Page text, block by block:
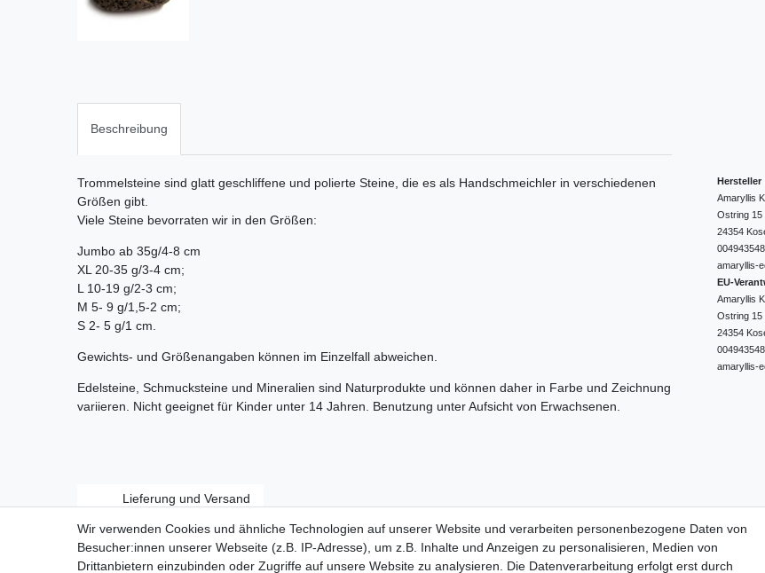
Beschreibung
Trommelsteine sind glatt geschliffene und polierte Steine, die es als Handschmeichler in verschiedenen
Größen gibt.
Viele Steine bevorraten wir in den Größen:
Jumbo ab 35g/4-8 cm
XL 20-35 g/3-4 cm;
L 10-19 g/2-3 cm;
M 5- 9 g/1,5-2 cm;
S 2- 5 g/1 cm.
Gewichts- und Größenangaben können im Einzelfall abweichen.
Edelsteine, Schmucksteine und Mineralien sind Naturprodukte und können daher in Farbe und Zeichnung
variieren. Nicht geeignet für Kinder unter 14 Jahren. Benutzung unter Aufsicht von Erwachsenen.
Hersteller
Amaryllis
Ostring 15
24354
amaryllis-
EU-
Amaryllis
Ostring 15
24354
amaryllis-
Lieferung und Versand
Wir verwenden Cookies und ähnliche Technologien auf unserer Website und verarbeiten personenbezogene Daten von
Besucher:innen unserer Webseite (z.B. IP-Adresse), um z.B. Inhalte und Anzeigen zu personalisieren, Medien von
Drittanbietern einzubinden oder Zugriffe auf unsere Website zu analysieren. Die Datenverarbeitung erfolgt erst durch